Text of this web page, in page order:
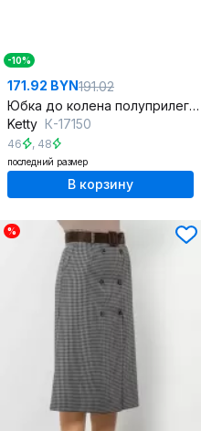
-10%
171.92 BYN191.02
Юбка до колена полуприлегающего силуэта из текстиля
Ketty К-17150
46 , 48
последний размер
В корзину
%